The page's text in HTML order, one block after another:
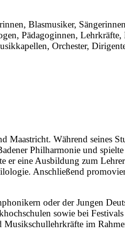
Blasmusiker,
Pädagoginnen,
Orchester,
Während seines
Philharmonie und
er eine Ausbildung zum
Anschließend
oder der Jungen
sowie bei
im